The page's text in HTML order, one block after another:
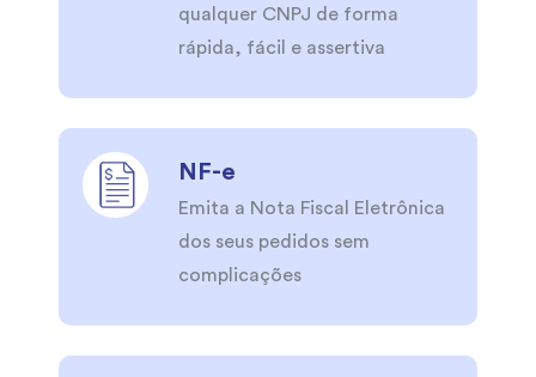
qualquer CNPJ de forma
rápida, fácil e assertiva
NF-e
Emita a Nota Fiscal Eletrônica
dos seus pedidos sem
complicações